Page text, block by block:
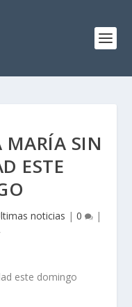
MARÍA SIN
ESTE
noticias | 0 |